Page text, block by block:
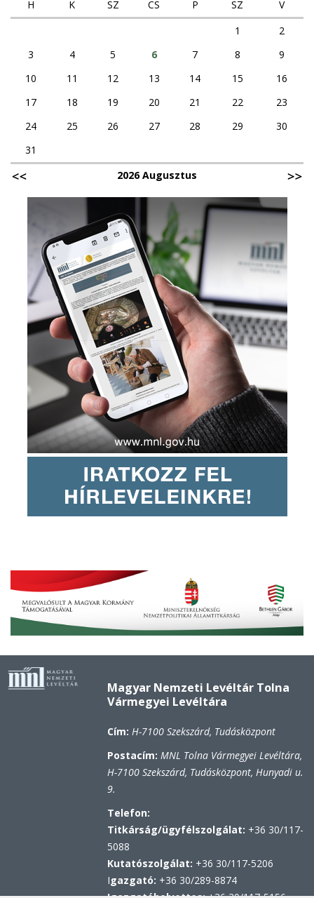
H
K SZ CS P SZ
V
1
2
3
4 5 6 7 8
9
10
11 12 13 14 15
16
17
18 19 20 21 22
23
24
25 26 27 28 29
30
31
2026 Augusztus
Magyar Nemzeti Levéltár Tolna
Vármegyei Levéltára
Cím:H-7100 Szekszárd, Tudásközpont
Postacím:MNL Tolna Vármegyei Levéltára,
H-7100 Szekszárd, Tudásközpont, Hunyadi u.
9.
Telefon:
Titkárság/ügyfélszolgálat: +36 30/117-
5088
Kutatószolgálat: +36 30/117-5206
Igazgató: +36 30/289-8874